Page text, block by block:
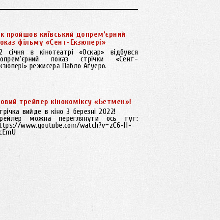
пройшов київський допрем’єрний
фільму «Сент-Екзюпері»
січня в кінотеатрі «Оскар» відбувся
показ стрічки «Сент-
режисера Пабло Аґуеро.
трейлер кінокоміксу «Бетмен»!
вийде в кіно 3 березні 2022!
можна переглянути ось тут:
www.youtube.com/watch?v=zC6-H-